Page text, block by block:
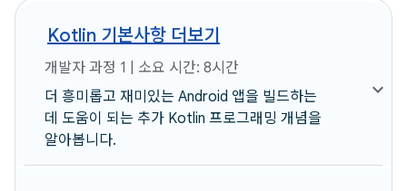
Kotlin 기본사항 더보기
개발자 과정 1 | 소요 시간: 8시간
더 흥미롭고 재미있는 Android 앱을 빌드하는
데 도움이 되는 추가 Kotlin 프로그래밍 개념을
알아봅니다.